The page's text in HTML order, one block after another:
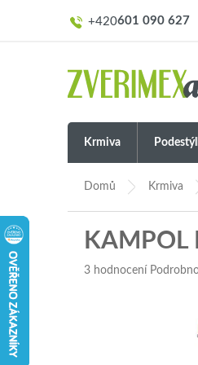
601 090 627
Krmiva
Domů Krmiva
KAMPOL
Průměrné
3 hodnocení